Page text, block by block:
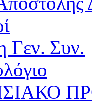
Γεν. Συν.